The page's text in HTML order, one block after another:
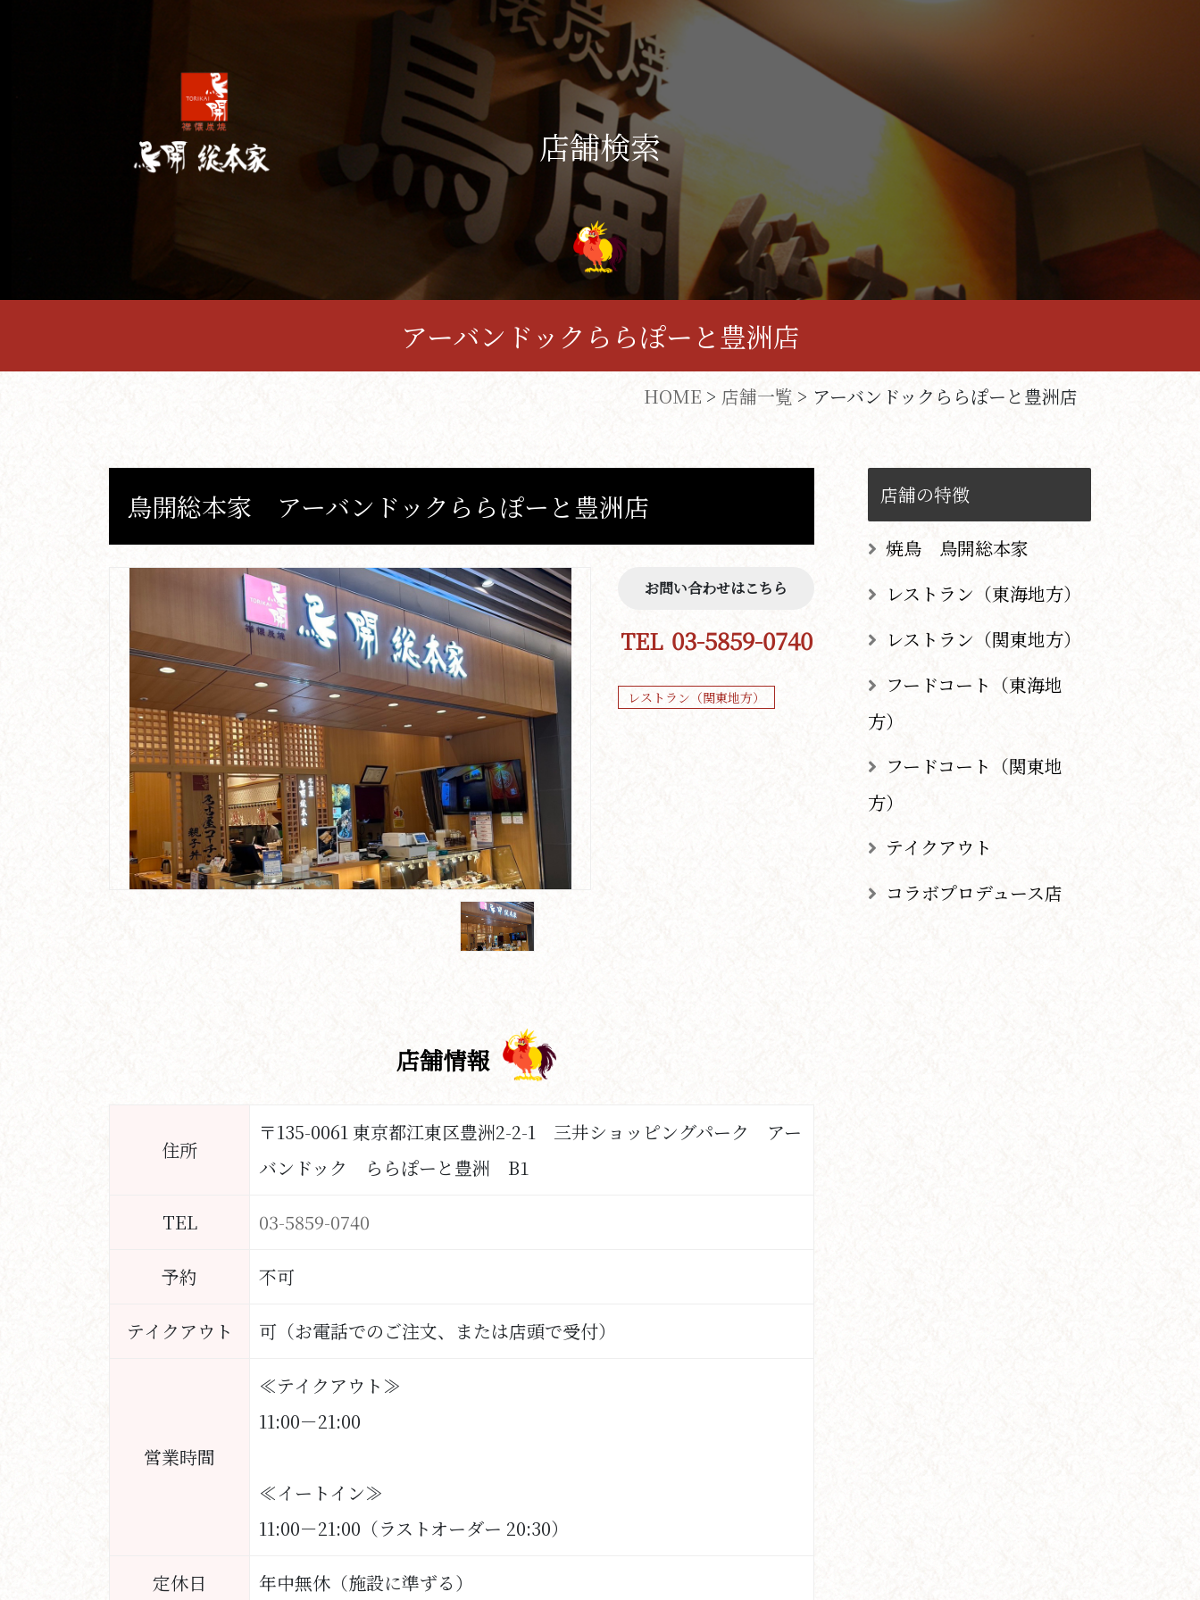
店舗検索
アーバンドックららぽーと豊洲店
HOME > 店舗一覧 > アーバンドックららぽーと豊洲店
店舗の特徴
焼鳥 鳥開総本家
レストラン（東海地方）
レストラン（関東地方）
フードコート（東海地
方）
フードコート（関東地
方）
テイクアウト
コラボプロデュース店
鳥開総本家 アーバンドックららぽーと豊洲店
お問い合わせはこちら
TEL 03-5859-0740
レストラン（関東地方）
店舗情報
住所
〒135-0061 東京都江東区豊洲2-2-1 三井ショッピングパーク アー
バンドック ららぽーと豊洲 B1
TEL 03-5859-0740
予約 不可
テイクアウト 可（お電話でのご注文、または店頭で受付）
営業時間
≪テイクアウト≫
11:00－21:00
≪イートイン≫
11:00－21:00（ラストオーダー 20:30）
定休日 年中無休（施設に準ずる）